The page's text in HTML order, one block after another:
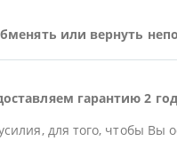
или вернуть
гарантию 2
для того, чтобы